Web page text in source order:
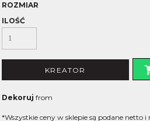
ROZMIAR
ILOŚĆ
KREATOR
Dekoruj from
*Wszystkie ceny w sklepie są podane netto